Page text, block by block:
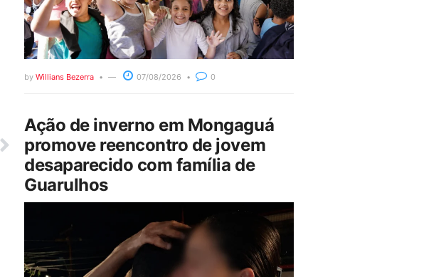
by Willians Bezerra 07/08/2026 0
Ação de inverno em Mongaguá
promove reencontro de jovem
desaparecido com família de
Guarulhos